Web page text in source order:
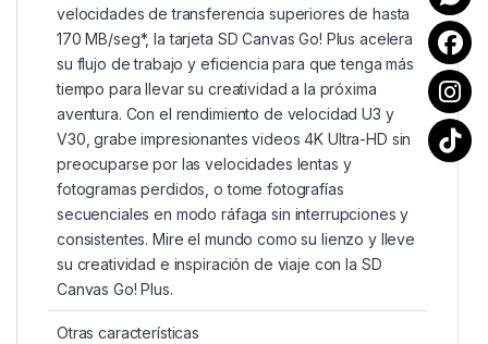
velocidades de transferencia superiores de hasta
170 MB/seg*, la tarjeta SD Canvas Go! Plus acelera
su flujo de trabajo y eficiencia para que tenga más
tiempo para llevar su creatividad a la próxima
aventura. Con el rendimiento de velocidad U3 y
V30, grabe impresionantes videos 4K Ultra-HD sin
preocuparse por las velocidades lentas y
fotogramas perdidos, o tome fotografías
secuenciales en modo ráfaga sin interrupciones y
consistentes. Mire el mundo como su lienzo y lleve
su creatividad e inspiración de viaje con la SD
Canvas Go! Plus.
Otras características